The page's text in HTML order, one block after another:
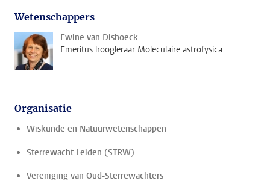
Wetenschappers
Ewine van Dishoeck
Emeritus hoogleraar Moleculaire astrofysica
Organisatie
Wiskunde en Natuurwetenschappen
Sterrewacht Leiden (STRW)
Vereniging van Oud-Sterrewachters